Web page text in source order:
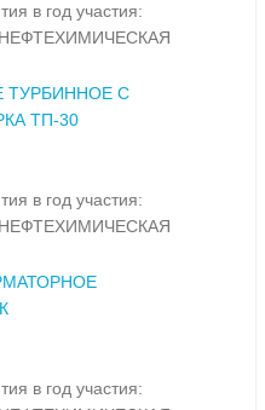
в год участия:
ТУРБИННОЕ С
ТП-30
в год участия:
в год участия: